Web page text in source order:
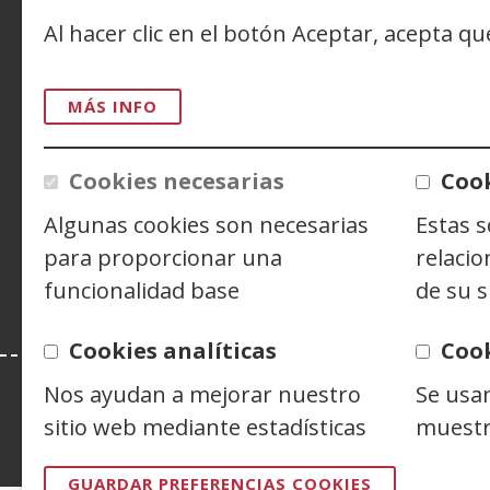
Al hacer clic en el botón Aceptar, acepta
MÁS INFO
Cookies necesarias
Algunas cookies son necesarias
para proporcionar una
funcionalidad base
Estas
de su
Cookies analíticas
Nos ayudan a mejorar nuestro
sitio web mediante estadísticas
Se
GUARDAR PREFERENCIAS COOKIES
CONTACTO
Siguenos en: Facebook
(Abre
en
Twitter
(Abre
nueva
ventana)
(Abre
en
nueva
Esta web se ajusta a lo establecido en